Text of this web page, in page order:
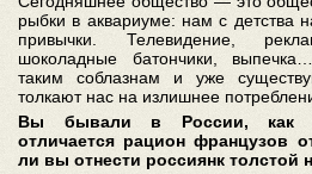
рыбки в аквариуме: нам с детства
привычки. Телевидение,
шоколадные батончики,
таким соблазнам и уже
толкают нас на излишнее
Вы бывали в России, как
отличается рацион французов
ли вы отнести россиянк толстой